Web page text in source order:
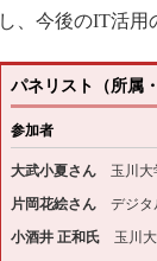
し、今後のIT活用
パネリスト（所属
参加者
大武小夏さん 玉川大
片岡花絵さん デジタ
小酒井 正和氏 玉川大